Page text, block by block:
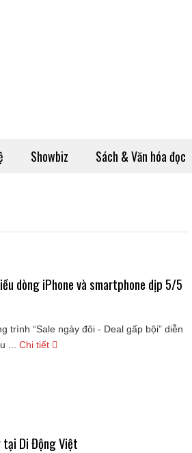
Showbiz Sách & Văn hóa đọc
dòng iPhone và smartphone dịp 5/5
trình “Sale ngày đôi - Deal gấp bội” diễn
...
Chi tiết
tại Di Động Việt